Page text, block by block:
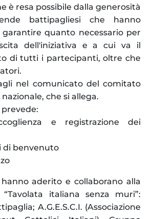
è resa possibile dalla generosità
battipagliesi che hanno
quanto necessario per
dell'iniziativa e a cui va il
di tutti i partecipanti, oltre che
nel comunicato del comitato
che si allega.
e registrazione dei
di benvenuto
aderito e collaborano alla
italiana senza muri”:
A.G.E.S.C.I. (Associazione